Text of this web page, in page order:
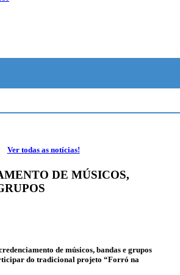
Ver todas as notícias!
DE MÚSICOS,
de músicos, bandas e grupos
do tradicional projeto “Forró na